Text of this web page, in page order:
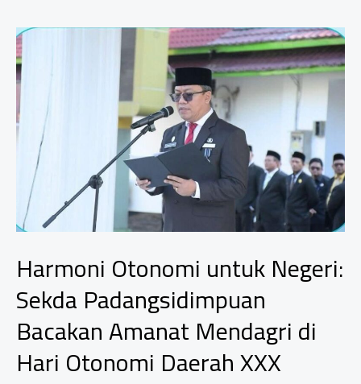
Bertanggung
Jawab
atas
Pelemahan
Rupiah,
Ancam
Segel
Kemenkeu
dan
BI
Pusat
Harmoni Otonomi untuk Negeri:
Sekda Padangsidimpuan
Bacakan Amanat Mendagri di
Hari Otonomi Daerah XXX